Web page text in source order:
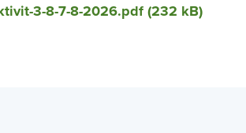
3-8-7-8-2026.pdf (232 kB)